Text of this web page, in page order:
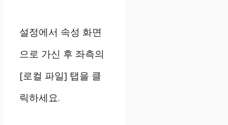
설정에서 속성 화면
으로 가신 후 좌측의
[로컬 파일] 탭을 클
릭하세요.